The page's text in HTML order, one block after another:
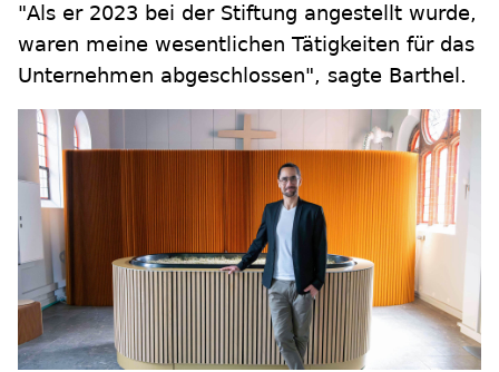
"Als er 2023 bei der Stiftung angestellt wurde,
waren meine wesentlichen Tätigkeiten für das
Unternehmen abgeschlossen", sagte Barthel.